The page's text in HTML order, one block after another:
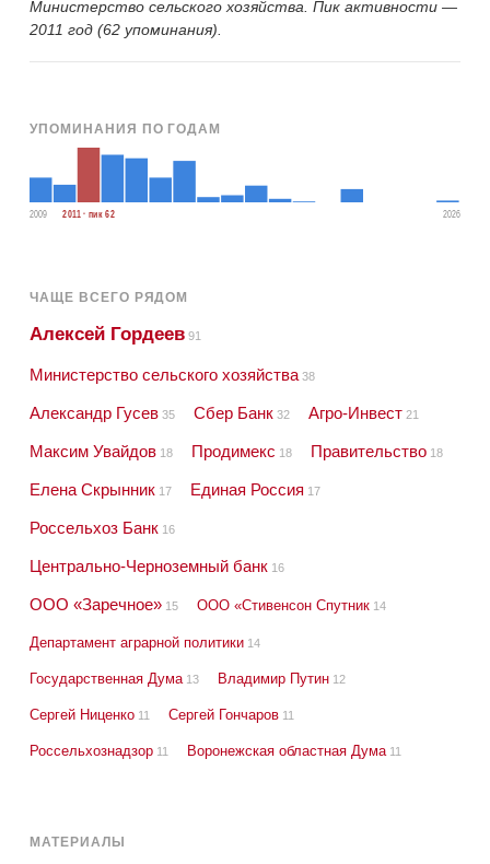
Министерство сельского хозяйства. Пик активности —
2011 год (62 упоминания).
УПОМИНАНИЯ ПО ГОДАМ
2009 2011 · пик 62 2026
ЧАЩЕ ВСЕГО РЯДОМ
Алексей Гордеев 91
Министерство сельского хозяйства 38
Александр Гусев 35 Сбер Банк 32 Агро-Инвест 21
Максим Увайдов 18 Продимекс 18 Правительство 18
Елена Скрынник 17 Единая Россия 17
Россельхоз Банк 16
Центрально-Черноземный банк 16
ООО «Заречное» 15 ООО «Стивенсон Спутник 14
Департамент аграрной политики 14
Государственная Дума 13 Владимир Путин 12
Сергей Ниценко 11 Сергей Гончаров 11
Россельхознадзор 11 Воронежская областная Дума 11
МАТЕРИАЛЫ